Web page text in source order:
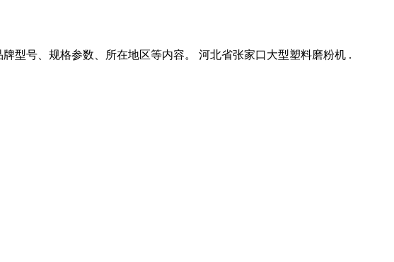
型号、规格参数、所在地区等内容。 河北省张家口大型塑料磨粉机 .